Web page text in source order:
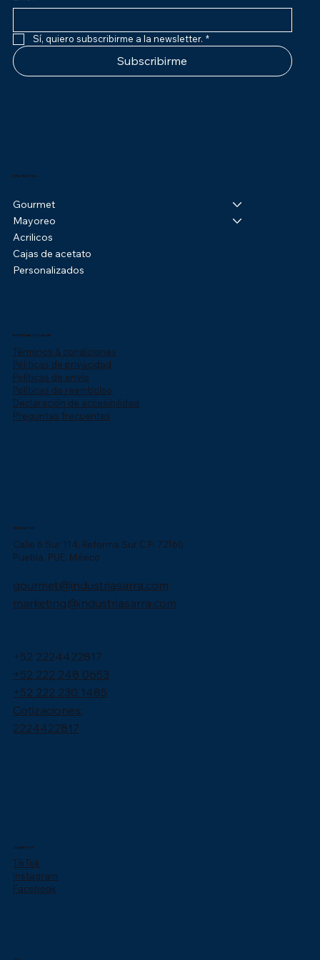
Sí, quiero subscribirme a la newsletter. *
Subscribirme
Productos
Gourmet
Mayoreo
Acrilicos
Cajas de acetato
Personalizados
Información Legal
Términos & condiciones
Póliticas de privacidad
Políticas de envío
Políticas de reembolso
Declaración de accesibilidad
Preguntas frecuentes
Ubicación
Calle 6 Sur 114, Reforma Sur C.P. 72160
Puebla, PUE. México
gourmet@industriasarra.com
marketing@industriasarra.com
+52 2224422817
+52 222 248 0653
+52 222 230 1485
Cotizaciones:
2224422817
Síguenos
TikTok
Instagram
Facebook